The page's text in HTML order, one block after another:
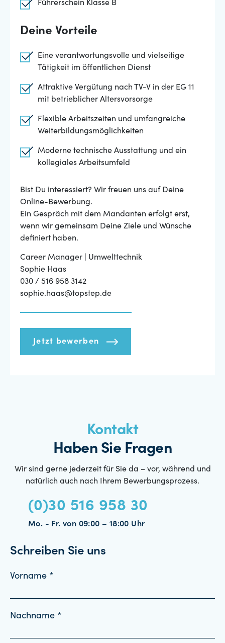
Führerschein Klasse B
Deine Vorteile
Eine verantwortungsvolle und vielseitige
Tätigkeit im öffentlichen Dienst
Attraktive Vergütung nach TV-V in der EG 11
mit betrieblicher Altersvorsorge
Flexible Arbeitszeiten und umfangreiche
Weiterbildungsmöglichkeiten
Moderne technische Ausstattung und ein
kollegiales Arbeitsumfeld
Bist Du interessiert? Wir freuen uns auf Deine
Online-Bewerbung.
Ein Gespräch mit dem Mandanten erfolgt erst,
wenn wir gemeinsam Deine Ziele und Wünsche
definiert haben.
Career Manager | Umwelttechnik
Sophie Haas
030 / 516 958 3142
sophie.haas@topstep.de
Jetzt bewerben
Kontakt
Haben Sie Fragen
Wir sind gerne jederzeit für Sie da – vor, während und
natürlich auch nach Ihrem Bewerbungsprozess.
(0)30 516 958 30
Mo. - Fr. von 09:00 – 18:00 Uhr
Schreiben Sie uns
Vorname *
Nachname *